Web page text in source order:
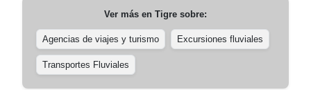
Ver más en Tigre sobre:
Agencias de viajes y turismo Excursiones fluviales
Transportes Fluviales